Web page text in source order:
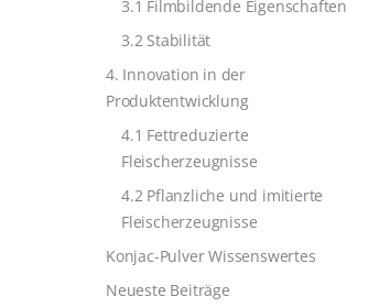
3.1 Filmbildende Eigenschaften
3.2 Stabilität
4. Innovation in der
Produktentwicklung
4.1 Fettreduzierte
Fleischerzeugnisse
4.2 Pflanzliche und imitierte
Fleischerzeugnisse
Konjac-Pulver Wissenswertes
Neueste Beiträge